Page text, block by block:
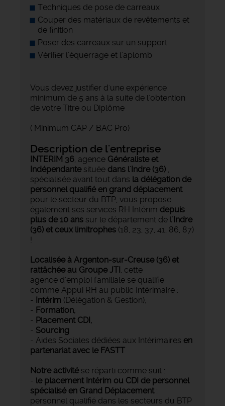
Techniques de pose de carreaux
Couper des matériaux de revêtements et
de finition
Poser des carreaux sur un support
Vérifier l'équerrage et l'aplomb
Vous devez justifier d'une expérience
minimum de 5 ans à la suite de l'obtention
de votre Titre ou Diplôme
( Minimum CAP / BAC Pro)
Description de l'entreprise
INTERIM 36, agence Généraliste et
Indépendantesituée dans l'Indre (36) ,
spécialisée avant tout dans la délégation de
personnel qualifié en grand déplacement
pour le secteur du BTP, vous propose
également ses services RH Intérim depuis
plus de 10 ans sur le département de l'Indre
(36) et ceux limitrophes (18, 23, 37, 41, 86, 87)
!
Localisée à Argenton-sur-Creuse (36) et
rattâchée au Groupe JTI , cette
agence d'emploi familiale se qualifie
comme Appui RH au public Intérimaire :
- Intérim (Délégation & Gestion),
- Formation,
- Placement CDI,
- Sourcing
- Aides Sociales dédiées aux Intérimaires en
partenariat avec le FASTT
Notre activitése réparti comme suit :
- le placement Intérim ou CDI de personnel
spécialisé en Grand Déplacement :
personnel qualifié dans les secteurs du BTP